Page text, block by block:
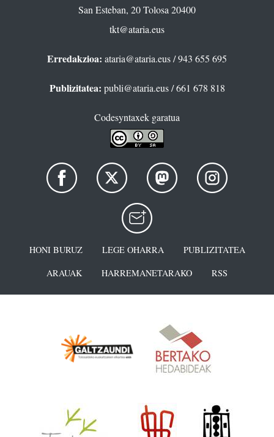
San Esteban, 20 Tolosa 20400
tkt@ataria.eus
Erredakzioa: ataria@ataria.eus/ 943 655 695
Publizitatea: publi@ataria.eus/ 661 678 818
Codesyntaxek garatua
HONI BURUZ LEGE OHARRA
PUBLIZITATEA
ARAUAK
HARREMANETARAKO RSS